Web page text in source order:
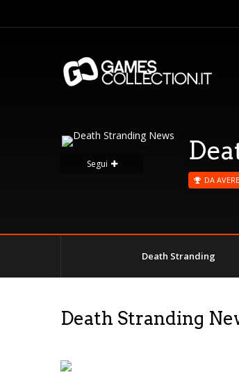
Segui
DA AVERE
Death Stranding
Death Stranding